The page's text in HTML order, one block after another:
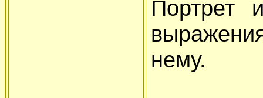
Портрет
нему.